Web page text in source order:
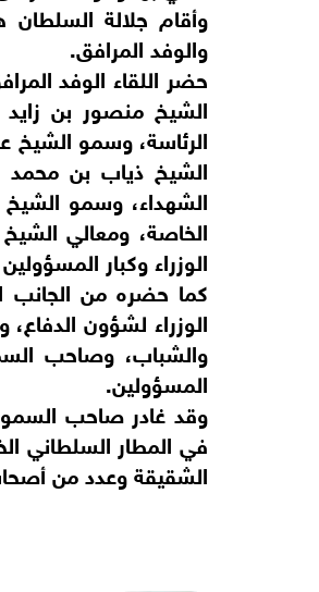
وأقام جلالة
والوفد المرافق.
حضر اللقاء الوفد
الشيخ منصور بن
الرئاسة، وسمو الشيخ
الشيخ ذياب بن محمد
الشهداء، وسمو
الخاصة، ومعالي
الوزراء وكبار
كما حضره من
الوزراء لشؤون
والشباب، وصاحب
المسؤولين.
وقد غادر صاحب
في المطار السلطاني
الشقيقة وعدد من